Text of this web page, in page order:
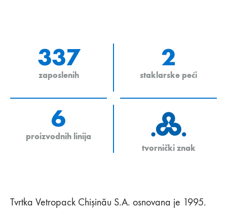
337
zaposlenih
2
staklarske peći
6
proizvodnih linija
tvornički znak
Tvrtka Vetropack Chişinău S.A. osnovana je 1995.